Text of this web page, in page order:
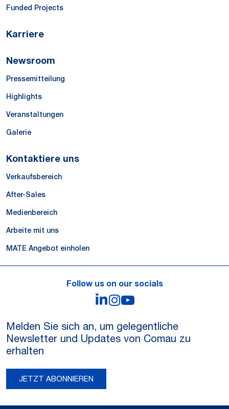
Funded Projects
Karriere
Newsroom
Pressemitteilung
Highlights
Veranstaltungen
Galerie
Kontaktiere uns
Verkaufsbereich
After-Sales
Medienbereich
Arbeite mit uns
MATE Angebot einholen
Follow us on our socials
LinkedIn
Instagram
Melden Sie sich an, um gelegentliche
Newsletter und Updates von Comau zu
erhalten
JETZT ABONNIEREN